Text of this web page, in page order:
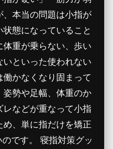
本当の問題は小指が
態になっていること
重が乗らない、歩い
といった使われない
かなくなり固まって
勢や足幅、体重のか
などが重なって小指
、単に指だけを矯正
です。 寝指対策グッ